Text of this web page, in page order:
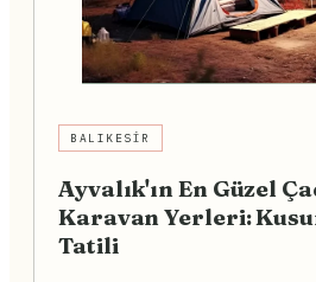
BALIKESIR
Ayvalık'ın En Güzel
Karavan Yerleri:
Tatili